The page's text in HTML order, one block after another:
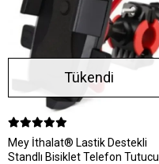
Tükendi
Mey İthalat® Lastik Destekli
Standlı Bisiklet Telefon Tutucu